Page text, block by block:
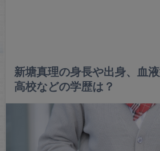
新塘真理の身長や出身、血
高校などの学歴は？